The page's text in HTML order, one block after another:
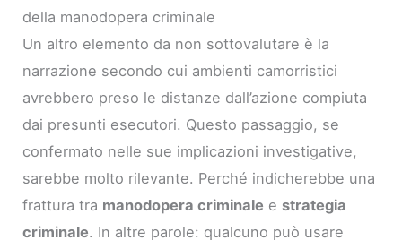
della manodopera criminale
Un altro elemento da non sottovalutare è la
narrazione secondo cui ambienti camorristici
avrebbero preso le distanze dall’azione compiuta
dai presunti esecutori. Questo passaggio, se
confermato nelle sue implicazioni investigative,
sarebbe molto rilevante. Perché indicherebbe una
frattura tra manodopera criminale e strategia
criminale. In altre parole: qualcuno può usare